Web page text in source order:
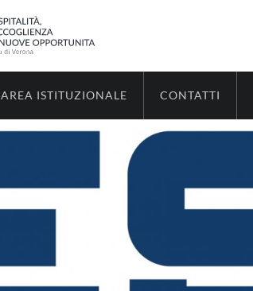
AREA ISTITUZIONALE CONTATTI